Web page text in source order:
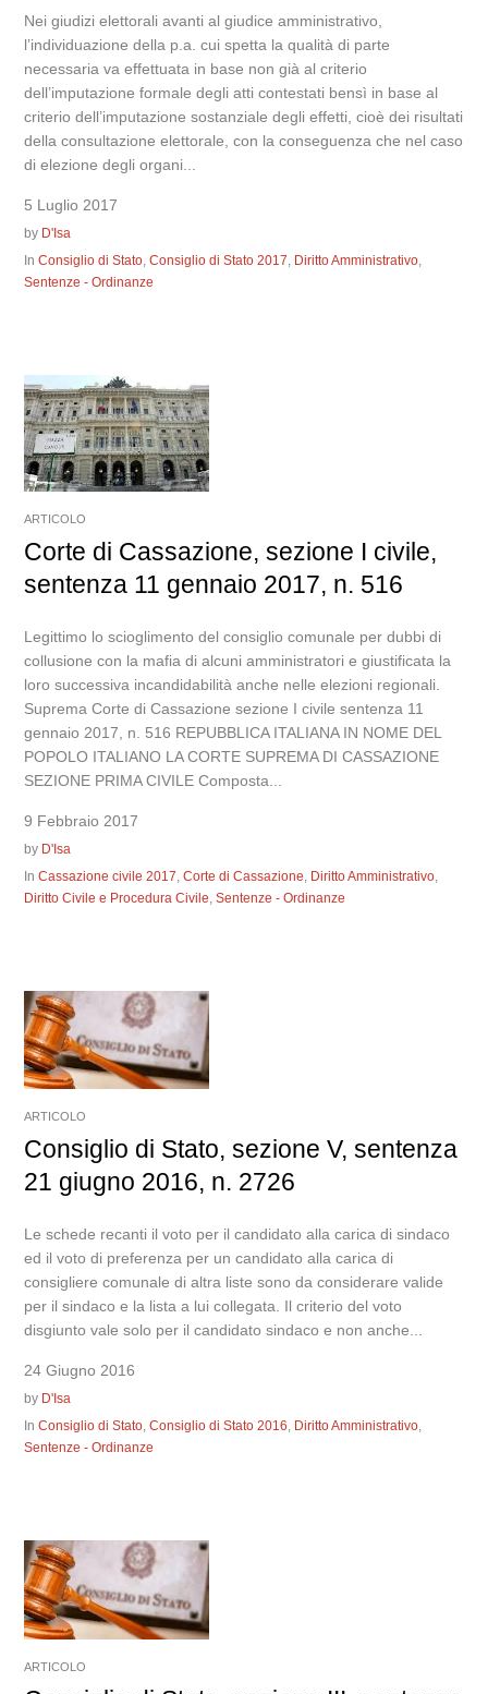
Nei giudizi elettorali avanti al giudice amministrativo,
l’individuazione della p.a. cui spetta la qualità di parte
necessaria va effettuata in base non già al criterio
dell’imputazione formale degli atti contestati bensì in base al
criterio dell’imputazione sostanziale degli effetti, cioè dei risultati
della consultazione elettorale, con la conseguenza che nel caso
di elezione degli organi...
5 Luglio 2017
by D'Isa
InConsiglio di Stato,Consiglio di Stato 2017, Diritto Amministrativo,
Sentenze - Ordinanze
ARTICOLO
Corte di Cassazione, sezione I civile,
sentenza 11 gennaio 2017, n. 516
Legittimo lo scioglimento del consiglio comunale per dubbi di
collusione con la mafia di alcuni amministratori e giustificata la
loro successiva incandidabilità anche nelle elezioni regionali.
Suprema Corte di Cassazione sezione I civile sentenza 11
gennaio 2017, n. 516 REPUBBLICA ITALIANA IN NOME DEL
POPOLO ITALIANO LA CORTE SUPREMA DI CASSAZIONE
SEZIONE PRIMA CIVILE Composta...
9 Febbraio 2017
by D'Isa
InCassazione civile 2017 ,Corte di Cassazione Diritto Amministrativo
Diritto Civile e Procedura Civile ,Sentenze - Ordinanze
ARTICOLO
Consiglio di Stato, sezione V, sentenza
21 giugno 2016, n. 2726
Le schede recanti il voto per il candidato alla carica di sindaco
ed il voto di preferenza per un candidato alla carica di
consigliere comunale di altra liste sono da considerare valide
per il sindaco e la lista a lui collegata. Il criterio del voto
disgiunto vale solo per il candidato sindaco e non anche...
24 Giugno 2016
by D'Isa
InConsiglio di Stato,Consiglio di Stato 2016, Diritto Amministrativo,
Sentenze - Ordinanze
ARTICOLO